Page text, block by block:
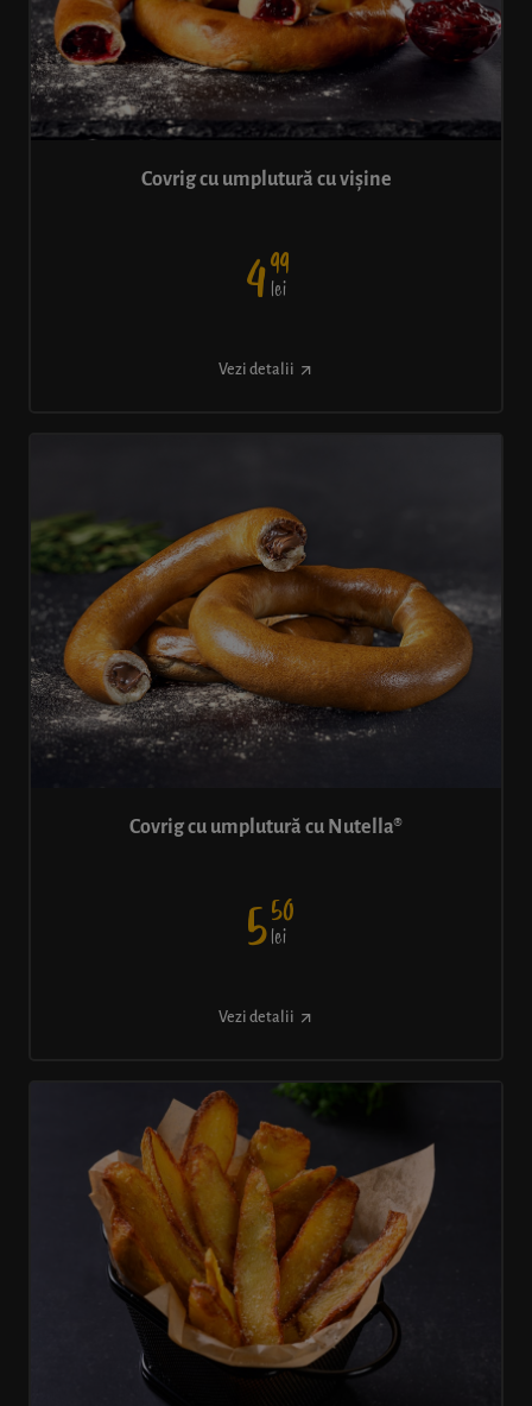
Covrig cu umplutură cu vișine
499
lei
Vezi detalii
Covrig cu umplutură cu Nutella®
550
lei
Vezi detalii